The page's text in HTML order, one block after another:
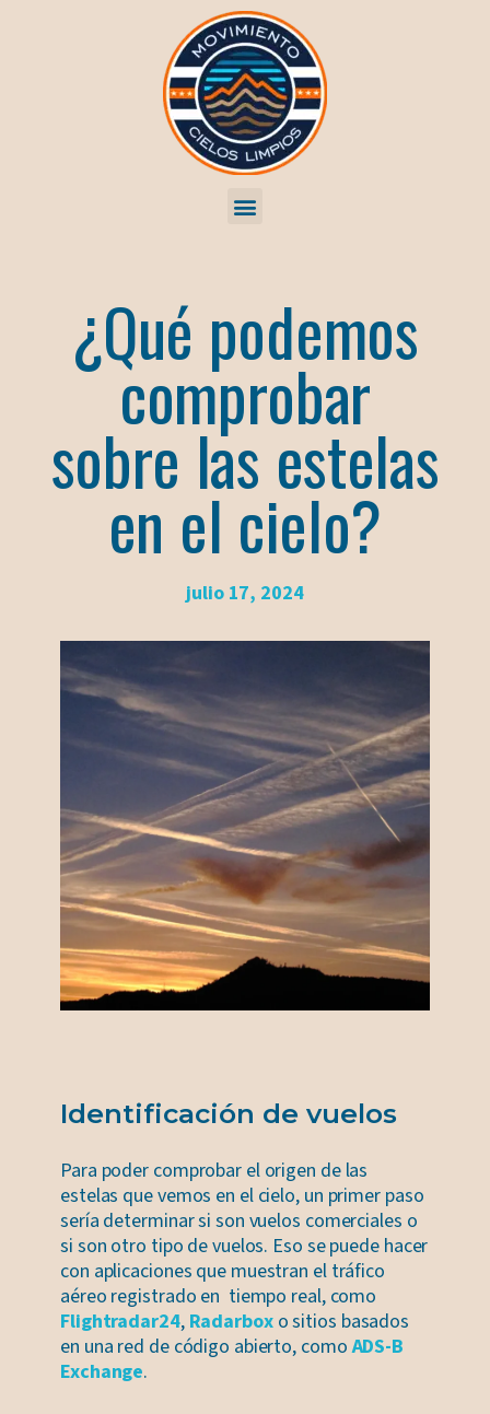
¿Qué podemos
comprobar
sobre las estelas
en el cielo?
julio 17, 2024
Identificación de vuelos
Para poder comprobar el origen de las
estelas que vemos en el cielo, un primer paso
sería determinar si son vuelos comerciales o
si son otro tipo de vuelos. Eso se puede hacer
con aplicaciones que muestran el tráfico
aéreo registrado en tiempo real, como
Flightradar24, Radarboxo sitios basados
en una red de código abierto, comoADS-B
Exchange.